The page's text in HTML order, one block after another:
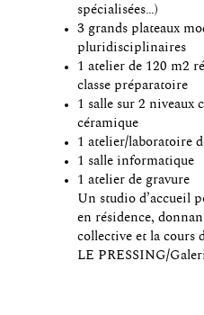
spécialisées…)
3 grands plateaux
pluridisciplinaires
1 atelier de 120 m2
classe préparatoire
1 salle sur 2 niveaux
céramique
1 atelier/laboratoire
1 salle informatique
1 atelier de gravure
Un studio d’accueil
en résidence,
collective et la cours
LE PRESSING/